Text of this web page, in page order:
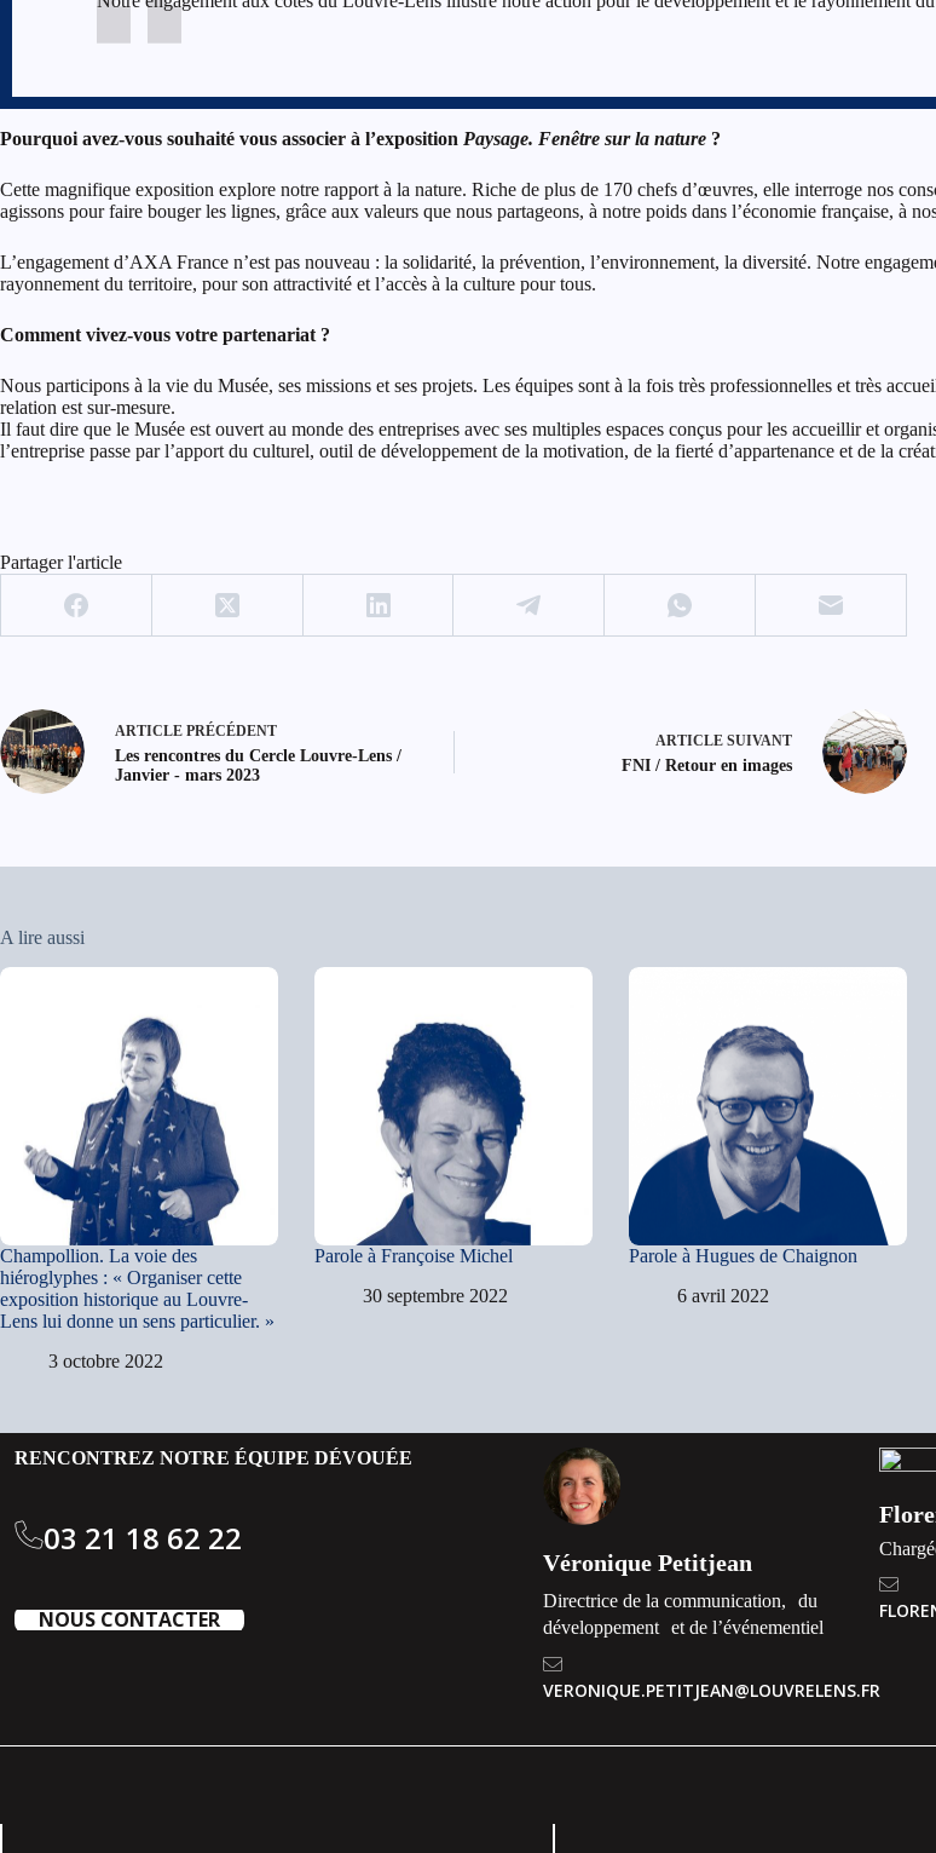
Pourquoi avez-vous souhaité vous associer à l’exposition Paysage. Fenêtre sur la nature ?
Cette magnifique exposition explore notre rapport à la nature. Riche de plus de 170 chefs d’œuvres, elle interroge nos
agissons pour faire bouger les lignes, grâce aux valeurs que nous partageons, à notre poids dans l’économie française, à
L’engagement d’AXA France n’est pas nouveau : la solidarité, la prévention, l’environnement, la diversité. Notre
rayonnement du territoire, pour son attractivité et l’accès à la culture pour tous.
Comment vivez-vous votre partenariat ?
Nous participons à la vie du Musée, ses missions et ses projets. Les équipes sont à la fois très professionnelles et très
relation est sur-mesure.
Il faut dire que le Musée est ouvert au monde des entreprises avec ses multiples espaces conçus pour les accueillir et
l’entreprise passe par l’apport du culturel, outil de développement de la motivation, de la fierté d’appartenance et de la
Partager l'article
ARTICLE PRÉCÉDENT
Les rencontres du Cercle Louvre-Lens /
Janvier - mars 2023
ARTICLE SUIVANT
FNI / Retour en images
A lire aussi
Champollion. La voie des
hiéroglyphes : « Organiser cette
exposition historique au Louvre-
Lens lui donne un sens particulier. »
3 octobre 2022
Parole à Françoise Michel
30 septembre 2022
Parole à Hugues de Chaignon
6 avril 2022
RENCONTREZ NOTRE ÉQUIPE DÉVOUÉE
03 21 18 62 22
NOUS CONTACTER
Véronique Petitjean
Directrice de la communication, du
développement et de l’événementiel
VERONIQUE.PETITJEAN@LOUVRELENS.FR